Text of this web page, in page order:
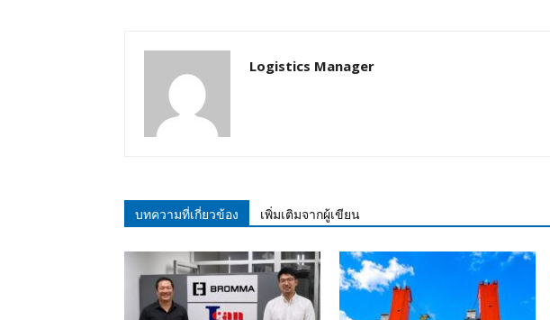
Logistics Manager
บทความที่เกี่ยวข้อง เพิ่มเติมจากผู้เขียน